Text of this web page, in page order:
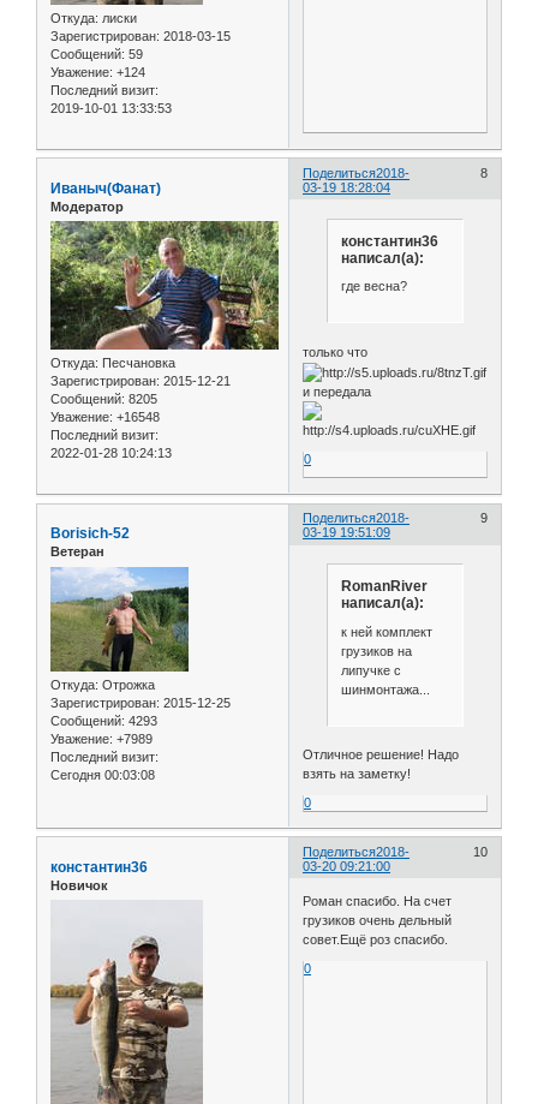
Откуда: лиски
Зарегистрирован: 2018-03-15
Сообщений: 59
Уважение: +124
Последний визит:
2019-10-01 13:33:53
Поделиться 8
2018-
03-19 18:28:04
Иваныч(Фанат)
Модератор
Откуда: Песчановка
Зарегистрирован: 2015-12-21
Сообщений: 8205
Уважение: +16548
Последний визит:
2022-01-28 10:24:13
константин36
написал(а):
где весна?
только что
и передала
0
Поделиться 9
2018-
03-19 19:51:09
Borisich-52
Ветеран
Откуда: Отрожка
Зарегистрирован: 2015-12-25
Сообщений: 4293
Уважение: +7989
Последний визит:
Сегодня 00:03:08
RomanRiver
написал(а):
к ней комплект
грузиков на
липучке с
шинмонтажа...
Отличное решение! Надо
взять на заметку!
0
Поделиться 10
2018-
03-20 09:21:00
константин36
Новичок
Роман спасибо. На счет
грузиков очень дельный
совет.Ещё роз спасибо.
0